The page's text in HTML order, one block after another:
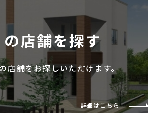
の店舗を探す
店舗をお探しいただけます。
詳細はこちら